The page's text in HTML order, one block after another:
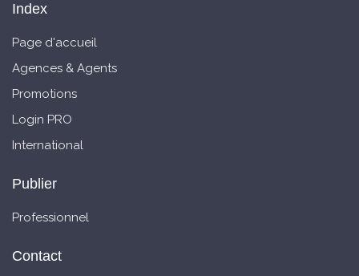
Index
Page d'accueil
Agences & Agents
Promotions
Login PRO
International
Publier
Professionnel
Contact